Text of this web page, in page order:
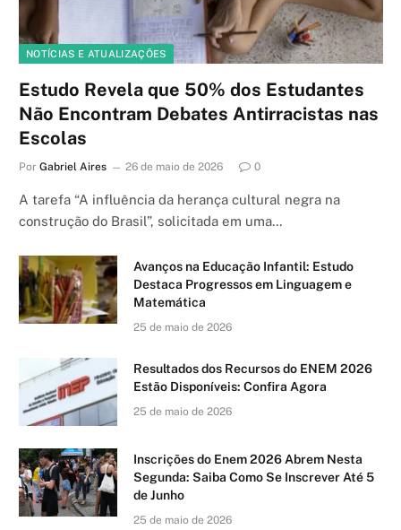
NOTÍCIAS E ATUALIZAÇÕES
Estudo Revela que 50% dos Estudantes
Não Encontram Debates Antirracistas nas
Escolas
Por Gabriel Aires 26 de maio de 2026 0
A tarefa “A influência da herança cultural negra na
construção do Brasil”, solicitada em uma…
Avanços na Educação Infantil: Estudo
Destaca Progressos em Linguagem e
Matemática
25 de maio de 2026
Resultados dos Recursos do ENEM 2026
Estão Disponíveis: Confira Agora
25 de maio de 2026
Inscrições do Enem 2026 Abrem Nesta
Segunda: Saiba Como Se Inscrever Até 5
de Junho
25 de maio de 2026